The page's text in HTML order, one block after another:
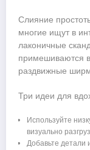
Слияние
многие ищут в
лаконичные
примешиваются
раздвижные
Три идеи для
Используйте
визуально
Добавьте детали